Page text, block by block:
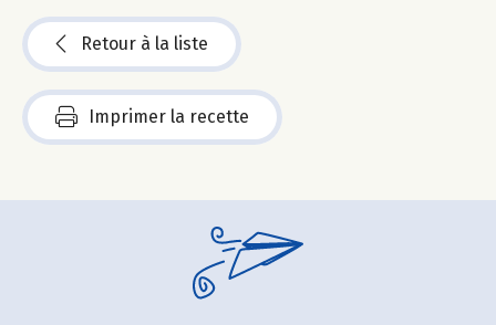
Retour à la liste
Imprimer la recette